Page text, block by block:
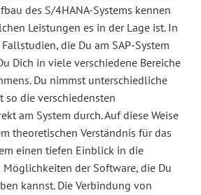
des S/4HANA-Systems kennen
Leistungen es in der Lage ist. In
die Du am SAP-System
Dich in viele verschiedene Bereiche
Du nimmst unterschiedliche
so die verschiedensten
am System durch. Auf diese Weise
theoretischen Verständnis für das
einen tiefen Einblick in die
der Software, die Du
kannst. Die Verbindung von